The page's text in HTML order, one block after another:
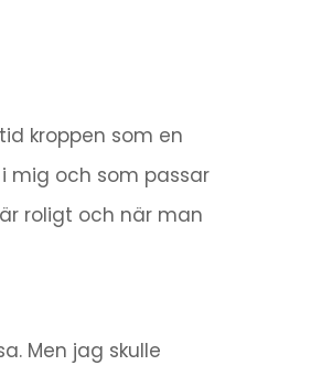
kroppen som en
mig och som passar
roligt och när man
Men jag skulle